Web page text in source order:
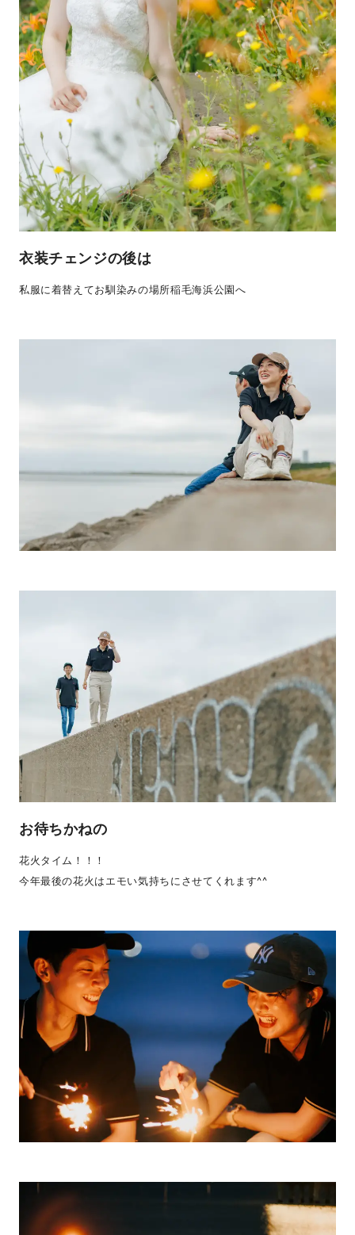
衣装チェンジの後は
私服に着替えてお馴染みの場所稲毛海浜公園へ
お待ちかねの
花火タイム！！！
今年最後の花火はエモい気持ちにさせてくれます^^